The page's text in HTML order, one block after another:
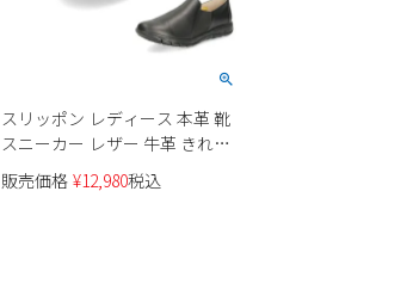
スリッポン レディース 本革 靴
スニーカー レザー 牛革 きれい
め ゴム 日本製 フラット COON
CN2401 クーン
販売価格 ¥12,980税込